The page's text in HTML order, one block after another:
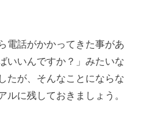
電話がかかってきた事があ
いいんですか？」みたいな
たが、そんなことにならな
ルに残しておきましょう。